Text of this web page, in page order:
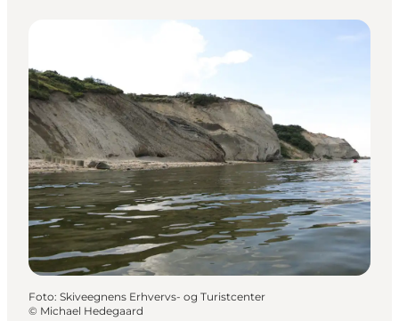
Foto: Skiveegnens Erhvervs- og Turistcenter
© Michael Hedegaard